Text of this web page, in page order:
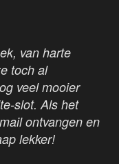
van harte
toch al
veel mooier
slot. Als het
ontvangen en
lekker!